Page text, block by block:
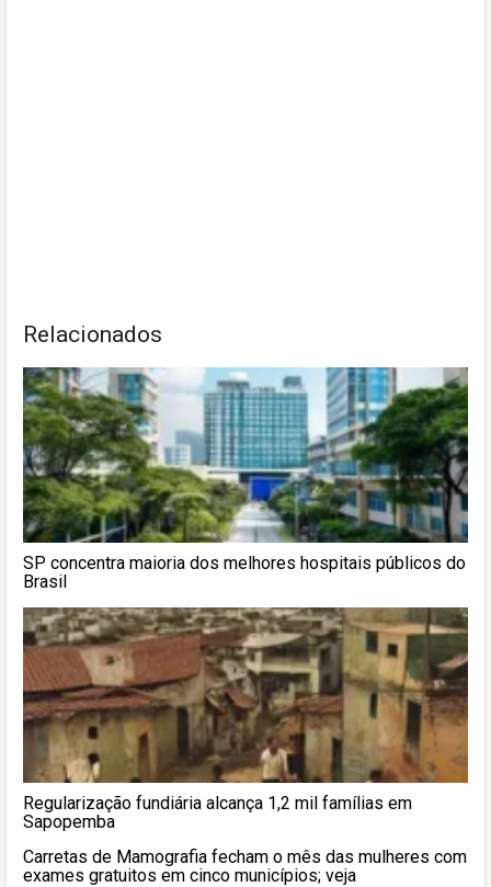
Relacionados
SP concentra maioria dos melhores hospitais públicos do
Brasil
Regularização fundiária alcança 1,2 mil famílias em
Sapopemba
Carretas de Mamografia fecham o mês das mulheres com
exames gratuitos em cinco municípios; veja